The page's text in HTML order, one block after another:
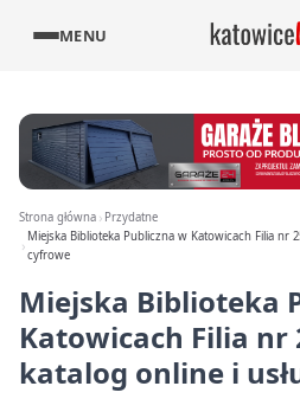
MENU
Strona główna
Przydatne
Miejska Biblioteka Publiczna w Katowicach Filia nr
cyfrowe
Miejska Biblioteka
Katowicach Filia
katalog online i